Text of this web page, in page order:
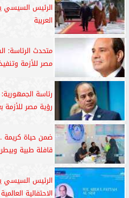
الرئيس السيسي
العربية
متحدث
مصر للأزمة
رئاسة
رؤية مصر للأزمة
ضمن حياة
قافلة طبية
الرئيس السيسي
الاحتفالية